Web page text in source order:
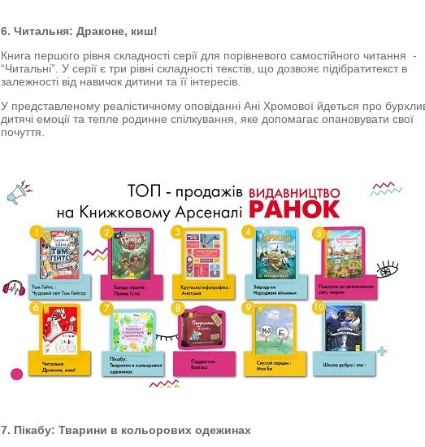
6. Читальня: Драконе, киш!
Книга першого рівня складності серії для порівневого самостійного читання -
“Читальні”. У серії є три рівні складності текстів, що дозвояє підібратитекст в
залежності від навичок дитини та її інтересів.
У представленому реалістичному оповіданні Ані Хромової йдеться про
дитячі емоції та тепле родинне спілкування, яке допомагає опановувати свої
почуття.
7. Пікабу: Тварини в кольорових одежинах